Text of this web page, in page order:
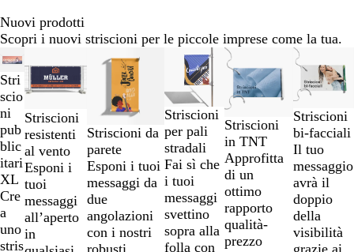
Nuovi prodotti
Scopri i nuovi striscioni per le piccole imprese come la tua.
Novità
Stri
scio
ni
pub
blic
itari
XL
Cre
a
uno
stris
Striscioni
resistenti
al vento
Esponi i
tuoi
messaggi
all’aperto
in
Striscioni da
parete
Esponi i tuoi
messaggi da
due
angolazioni
con i nostri
robusti
Striscioni
per pali
stradali
Fai sì che
i tuoi
messaggi
svettino
sopra alla
folla con
Nuove opzioni
Striscioni
in TNT
Approfitta
di un
ottimo
rapporto
qualità-
prezzo
Nuove
Striscioni
bi-facciali
Il tuo
messaggio
avrà il
doppio
della
visibilità
grazie ai
Diapositiva
da
1
a
2
di
6